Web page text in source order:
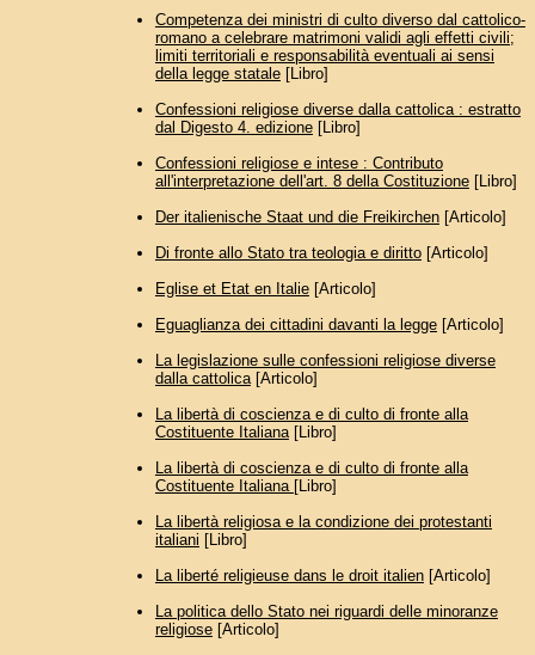
Competenza dei ministri di culto diverso dal cattolico-
romano a celebrare matrimoni validi agli effetti civili;
limiti territoriali e responsabilità eventuali ai sensi
della legge statale[Libro]
Confessioni religiose diverse dalla cattolica : estratto
dal Digesto 4. edizione[Libro]
Confessioni religiose e intese : Contributo
all'interpretazione dell'art. 8 della Costituzione[Libro]
Der italienische Staat und die Freikirchen[Articolo]
Di fronte allo Stato tra teologia e diritto[Articolo]
Eglise et Etat en Italie[Articolo]
Eguaglianza dei cittadini davanti la legge[Articolo]
La legislazione sulle confessioni religiose diverse
dalla cattolica[Articolo]
La libertà di coscienza e di culto di fronte alla
Costituente Italiana[Libro]
La libertà di coscienza e di culto di fronte alla
Costituente Italiana [Libro]
La libertà religiosa e la condizione dei protestanti
italiani [Libro]
La liberté religieuse dans le droit italien[Articolo]
La politica dello Stato nei riguardi delle minoranze
religiose[Articolo]